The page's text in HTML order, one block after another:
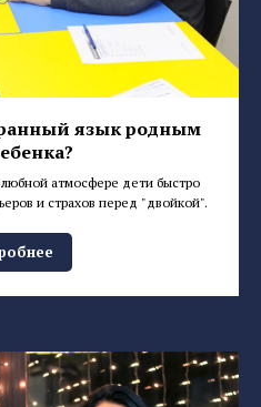
язык родным
атмосфере дети быстро
и страхов перед "двойкой".